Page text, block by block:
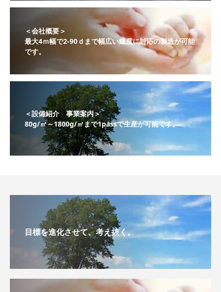
＜会社概要＞
最大4ｍ幅で2-90ｄまで幅広い繊度に対応の製造が可能
です。
＜設備紹介 事業案内＞
80g/㎡～1800g/㎡まで1passで生産が可能です。
目標を進化させて、考え抜く。